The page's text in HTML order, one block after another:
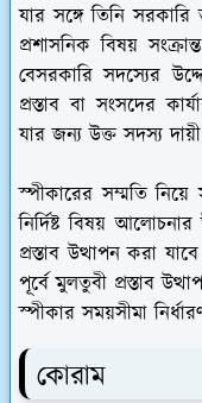
যার সঙ্গে তিনি
প্রশাসনিক বিষয়
বেসরকারি সদস্যের
প্রস্তাব বা সংসদের
যার জন্য উক্ত সদস্য
স্পীকারের সম্মতি
নির্দিষ্ট বিষয়
প্রস্তাব উত্থাপন করা
পূর্বে মুলতুবী প্রস্তাব
স্পীকার সময়সীমা
কোরাম